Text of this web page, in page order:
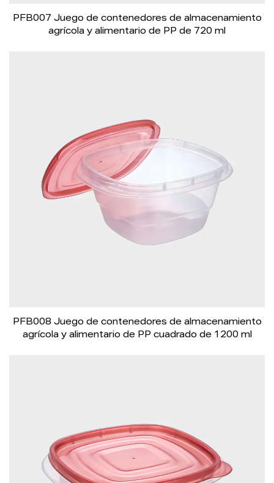
PFB007 Juego de contenedores de almacenamiento
agrícola y alimentario de PP de 720 ml
PFB008 Juego de contenedores de almacenamiento
agrícola y alimentario de PP cuadrado de 1200 ml